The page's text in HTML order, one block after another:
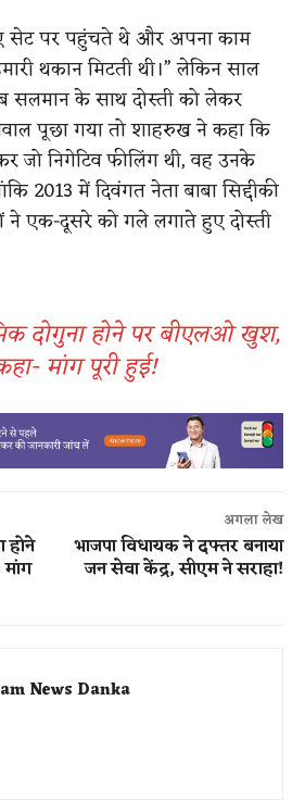
सेट पर पहुंचते थे और अपना काम
थकान मिटती थी।” लेकिन साल
के साथ दोस्ती को लेकर
पूछा गया तो शाहरुख ने कहा कि
जो निगेटिव फीलिंग थी, वह उनके
2013 में दिवंगत नेता बाबा सिद्दीकी
ने एक-दूसरे को गले लगाते हुए दोस्ती
दोगुना होने पर बीएलओ खुश,
मांग पूरी हुई!
होने
अगला लेख
भाजपा विधायक ने दफ्तर बनाया
जन सेवा केंद्र, सीएम ने सराहा!
News Danka